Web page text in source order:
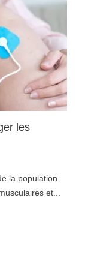
les
la population
et...